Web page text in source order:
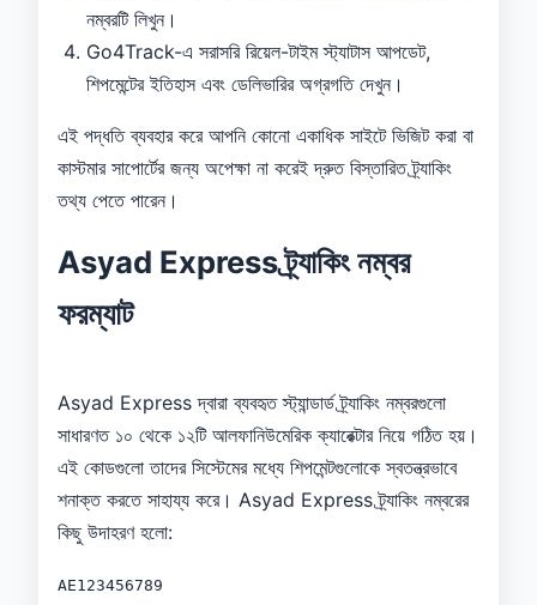
নম্বরটি লিখুন।
Go4Track-এ সরাসরি রিয়েল-টাইম স্ট্যাটাস আপডেট,
শিপমেন্টের ইতিহাস এবং ডেলিভারির অগ্রগতি দেখুন।
এই পদ্ধতি ব্যবহার করে আপনি কোনো একাধিক সাইটে ভিজিট করা বা
কাস্টমার সাপোর্টের জন্য অপেক্ষা না করেই দ্রুত বিস্তারিত ট্র্যাকিং
তথ্য পেতে পারেন।
Asyad Express ট্র্যাকিং নম্বর
ফরম্যাট
Asyad Express দ্বারা ব্যবহৃত স্ট্যান্ডার্ড ট্র্যাকিং নম্বরগুলো
সাধারণত ১০ থেকে ১২টি আলফানিউমেরিক ক্যারেক্টার নিয়ে গঠিত হয়।
এই কোডগুলো তাদের সিস্টেমের মধ্যে শিপমেন্টগুলোকে স্বতন্ত্রভাবে
শনাক্ত করতে সাহায্য করে। Asyad Express ট্র্যাকিং নম্বরের
কিছু উদাহরণ হলো:
AE123456789